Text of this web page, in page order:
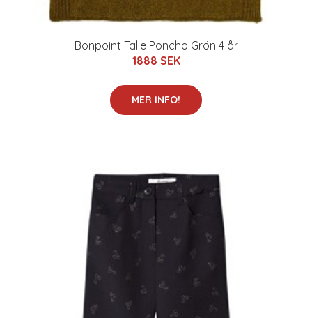
Bonpoint Talie Poncho Grön 4 år
1888 SEK
MER INFO!